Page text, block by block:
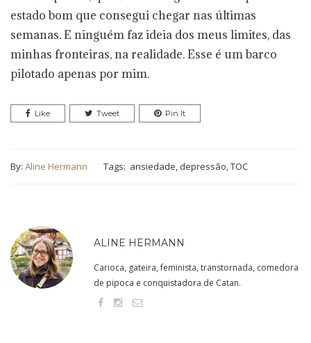
estado bom que consegui chegar nas últimas
semanas. E ninguém faz ideia dos meus limites, das
minhas fronteiras, na realidade. Esse é um barco
pilotado apenas por mim.
Like Tweet Pin It
By: Aline Hermann Tags: ansiedade, depressão,TOC
ALINE HERMANN
Carioca, gateira, feminista, transtornada, comedora
de pipoca e conquistadora de Catan.